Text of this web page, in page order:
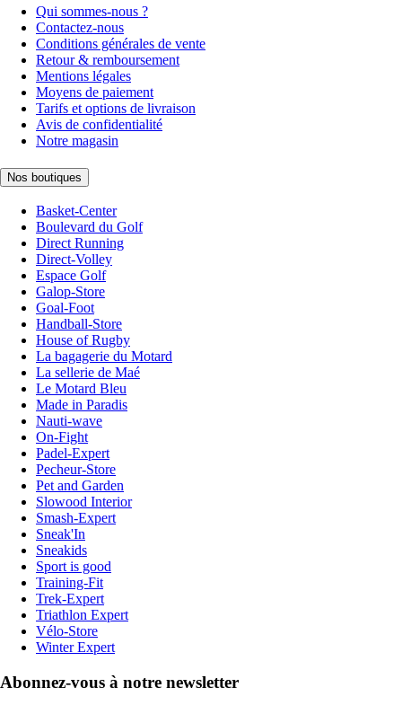
Qui sommes-nous ?
Contactez-nous
Conditions générales de vente
Retour & remboursement
Mentions légales
Moyens de paiement
Tarifs et options de livraison
Avis de confidentialité
Notre magasin
Nos boutiques
Basket-Center
Boulevard du Golf
Direct Running
Direct-Volley
Espace Golf
Galop-Store
Goal-Foot
Handball-Store
House of Rugby
La bagagerie du Motard
La sellerie de Maé
Le Motard Bleu
Made in Paradis
Nauti-wave
On-Fight
Padel-Expert
Pecheur-Store
Pet and Garden
Slowood Interior
Smash-Expert
Sneak'In
Sneakids
Sport is good
Training-Fit
Trek-Expert
Triathlon Expert
Vélo-Store
Winter Expert
Abonnez-vous à notre newsletter